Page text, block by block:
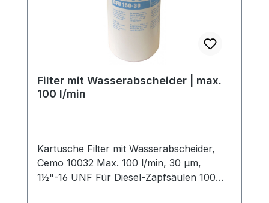
Filter mit Wasserabscheider | max.
100 l/min
Kartusche Filter mit Wasserabscheider,
Cemo 10032 Max. 100 l/min, 30 µm,
1½"-16 UNF Für Diesel-Zapfsäulen 100